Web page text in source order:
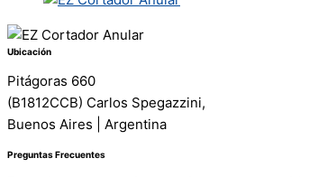
Ubicación
Pitágoras 660
(B1812CCB) Carlos Spegazzini,
Buenos Aires | Argentina
Preguntas Frecuentes